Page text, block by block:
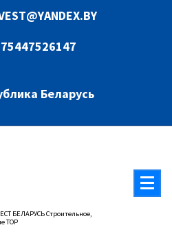
Беларусь
БЕЛАРУСЬ Строительное,
ТОР